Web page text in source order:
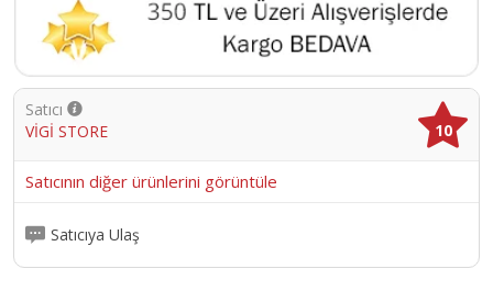
Satıcı
VİGİ STORE
10
Satıcının diğer ürünlerini görüntüle
Satıcıya Ulaş